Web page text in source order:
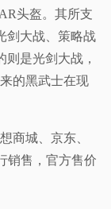
头盔。其所支
剑大战、策略战
是光剑大战，
的黑武士在现
商城、京东、
销售，官方售价